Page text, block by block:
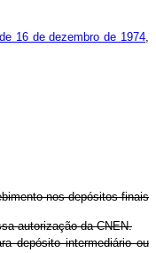
16 de dezembro de 1974,
nos depósitos finais
autorização da CNEN.
depósito intermediário ou